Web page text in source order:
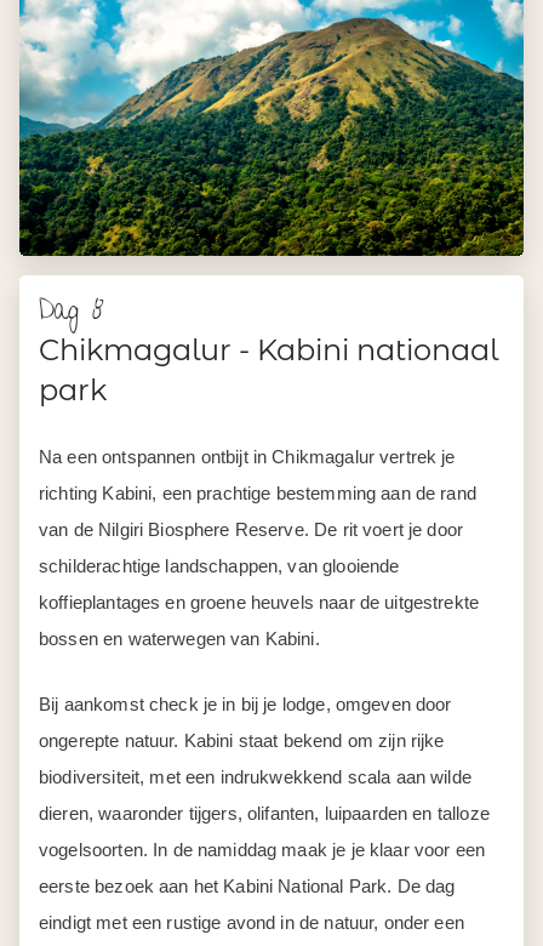
Dag 8
Chikmagalur - Kabini nationaal
park
Na een ontspannen ontbijt in Chikmagalur vertrek je
richting Kabini, een prachtige bestemming aan de rand
van de Nilgiri Biosphere Reserve. De rit voert je door
schilderachtige landschappen, van glooiende
koffieplantages en groene heuvels naar de uitgestrekte
bossen en waterwegen van Kabini.
Bij aankomst check je in bij je lodge, omgeven door
ongerepte natuur. Kabini staat bekend om zijn rijke
biodiversiteit, met een indrukwekkend scala aan wilde
dieren, waaronder tijgers, olifanten, luipaarden en talloze
vogelsoorten. In de namiddag maak je je klaar voor een
eerste bezoek aan het Kabini National Park. De dag
eindigt met een rustige avond in de natuur, onder een